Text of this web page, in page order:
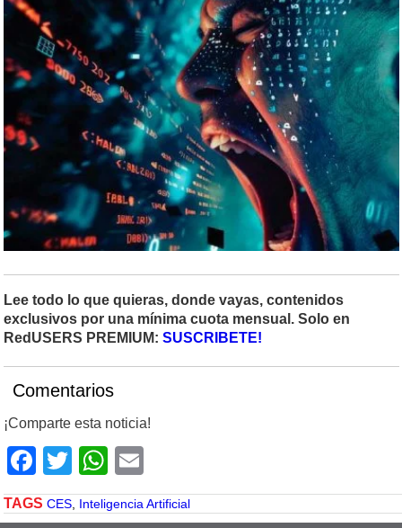
Lee todo lo que quieras, donde vayas, contenidos
exclusivos por una mínima cuota mensual. Solo en
RedUSERS PREMIUM: SUSCRIBETE!
Comentarios
¡Comparte esta noticia!
Facebook
TwitterWhatsApp
TAGS CES, Inteligencia Artificial